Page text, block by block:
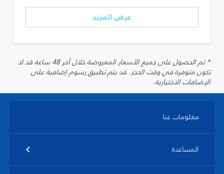
عرض المزيد
* تم الحصول على جميع الأسعار المعروضة خلال آخر 48 ساعة قد لا
تكون متوفرة في وقت الحجز. قد يتم تطبيق رسوم إضافية على
الإضافات الاختيارية.
معلومات عنا
المساعدة